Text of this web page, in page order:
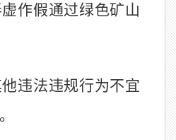
虚作假通过绿色矿山
他违法违规行为不宜